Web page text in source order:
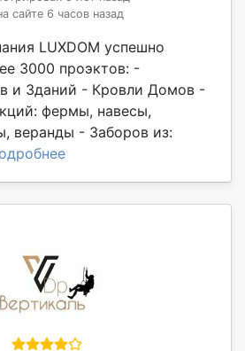
сайте 6 часов назад
LUXDOM успешно
3000 проэктов: -
и Зданий - Кровли Домов -
фермы, навесы,
веранды - Заборов из: